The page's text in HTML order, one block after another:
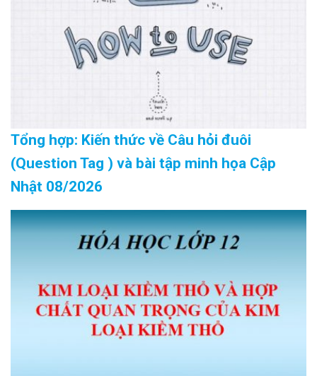
Tổng hợp: Kiến thức về Câu hỏi đuôi
(Question Tag ) và bài tập minh họa Cập
Nhật 08/2026